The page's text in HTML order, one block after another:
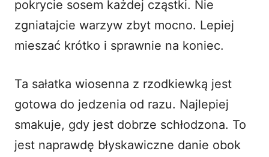
pokrycie sosem każdej cząstki. Nie
zgniatajcie warzyw zbyt mocno. Lepiej
mieszać krótko i sprawnie na koniec.
Ta sałatka wiosenna z rzodkiewką jest
gotowa do jedzenia od razu. Najlepiej
smakuje, gdy jest dobrze schłodzona. To
jest naprawdę błyskawiczne danie obok